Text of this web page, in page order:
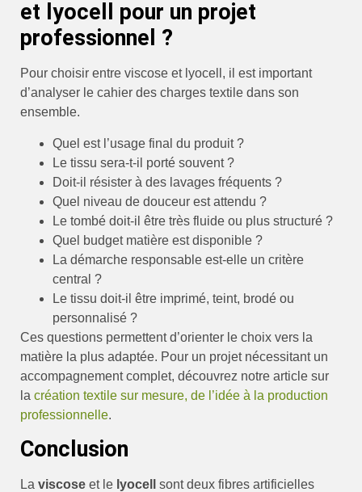
et lyocell pour un projet
professionnel ?
Pour choisir entre viscose et lyocell, il est important
d’analyser le cahier des charges textile dans son
ensemble.
Quel est l’usage final du produit ?
Le tissu sera-t-il porté souvent ?
Doit-il résister à des lavages fréquents ?
Quel niveau de douceur est attendu ?
Le tombé doit-il être très fluide ou plus structuré ?
Quel budget matière est disponible ?
La démarche responsable est-elle un critère
central ?
Le tissu doit-il être imprimé, teint, brodé ou
personnalisé ?
Ces questions permettent d’orienter le choix vers la
matière la plus adaptée. Pour un projet nécessitant un
accompagnement complet, découvrez notre article sur
la création textile sur mesure, de l’idée à la production
professionnelle.
Conclusion
La viscose et le lyocell
sont deux fibres artificielles